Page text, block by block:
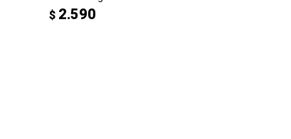
$ 2.590